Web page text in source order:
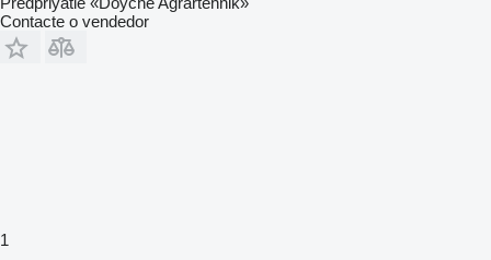
Contacte o vendedor
1